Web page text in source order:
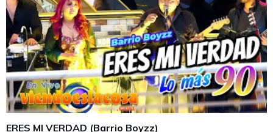
ERES MI VERDAD (Barrio Boyzz)